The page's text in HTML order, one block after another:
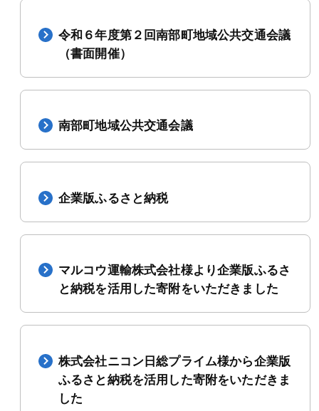
令和６年度第２回南部町地域公共交通会議
（書面開催）
南部町地域公共交通会議
企業版ふるさと納税
マルコウ運輸株式会社様より企業版ふるさ
と納税を活用した寄附をいただきました
株式会社ニコン日総プライム様から企業版
ふるさと納税を活用した寄附をいただきま
した